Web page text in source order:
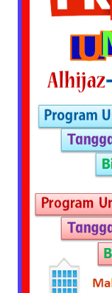
Umroh
Murah